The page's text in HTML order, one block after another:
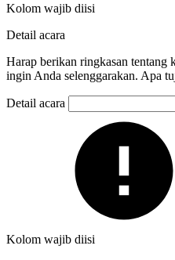
Kolom wajib diisi
Detail acara
Harap berikan ringkasan tentang
ingin Anda selenggarakan. Apa
Detail acara
Kolom wajib diisi